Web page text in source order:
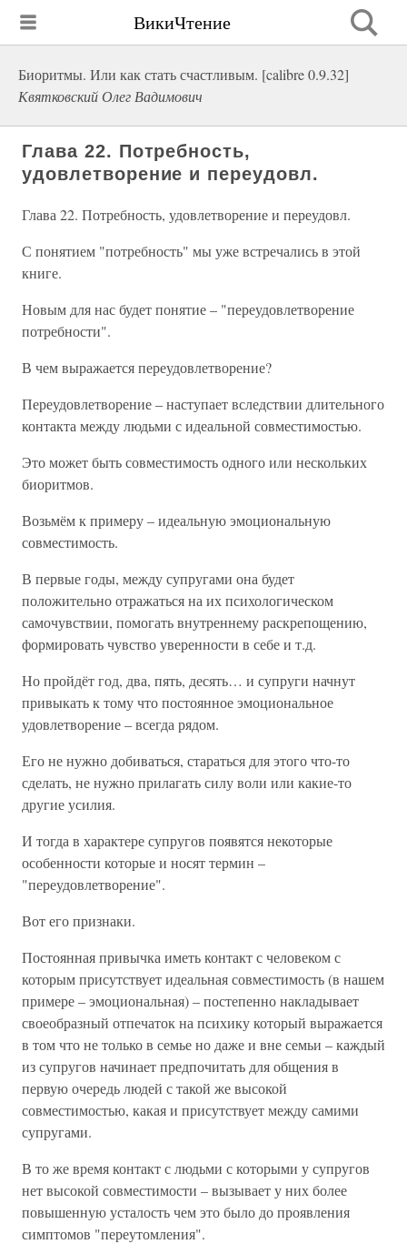
ВикиЧтение
Биоритмы. Или как стать счастливым. [calibre 0.9.32]
Квятковский Олег Вадимович
Глава 22. Потребность,
удовлетворение и переудовл.
Глава 22. Потребность, удовлетворение и переудовл.
С понятием "потребность" мы уже встречались в этой
книге.
Новым для нас будет понятие – "переудовлетворение
потребности".
В чем выражается переудовлетворение?
Переудовлетворение – наступает вследствии длительного
контакта между людьми с идеальной совместимостью.
Это может быть совместимость одного или нескольких
биоритмов.
Возьмём к примеру – идеальную эмоциональную
совместимость.
В первые годы, между супругами она будет
положительно отражаться на их психологическом
самочувствии, помогать внутреннему раскрепощению,
формировать чувство уверенности в себе и т.д.
Но пройдёт год, два, пять, десять… и супруги начнут
привыкать к тому что постоянное эмоциональное
удовлетворение – всегда рядом.
Его не нужно добиваться, стараться для этого что-то
сделать, не нужно прилагать силу воли или какие-то
другие усилия.
И тогда в характере супругов появятся некоторые
особенности которые и носят термин –
"переудовлетворение".
Вот его признаки.
Постоянная привычка иметь контакт с человеком с
которым присутствует идеальная совместимость (в нашем
примере – эмоциональная) – постепенно накладывает
своеобразный отпечаток на психику который выражается
в том что не только в семье но даже и вне семьи – каждый
из супругов начинает предпочитать для общения в
первую очередь людей с такой же высокой
совместимостью, какая и присутствует между самими
супругами.
В то же время контакт с людьми с которыми у супругов
нет высокой совместимости – вызывает у них более
повышенную усталость чем это было до проявления
симптомов "переутомления".